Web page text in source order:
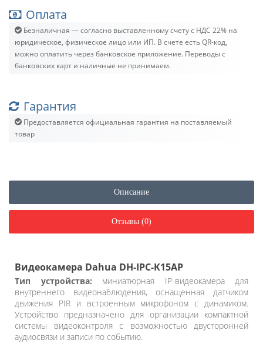
Оплата
Безналичная — согласно выставленному счету c НДС 22% на
юридическое, физическое лицо или ИП. В счете есть QR-код,
можно оплатить через банковское приложение. Переводы с
банковских карт и наличные не принимаем.
Гарантия
Предоставляется официальная гарантия на поставляемый
товар
Описание
Отзывы (0)
Видеокамера Dahua DH-IPC-K15AP
Тип устройства: миниатюрная IP-видеокамера для
внутреннего видеонаблюдения, оснащенная датчиком
движения PIR и встроенным микрофоном с динамиком.
Устройство предназначено для организации компактной
системы видеоконтроля с возможностью двусторонней
аудиосвязи и записи по событию.